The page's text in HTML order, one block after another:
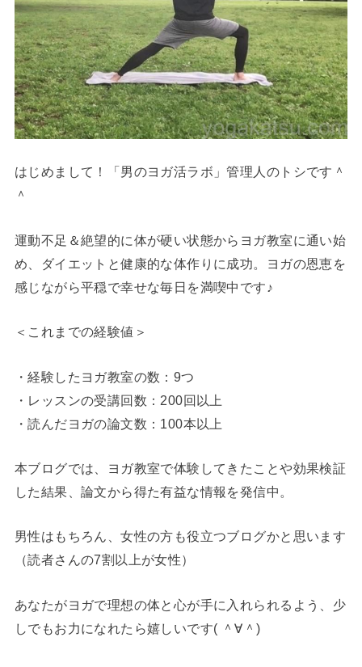
はじめまして！「男のヨガ活ラボ」管理人のトシです＾
＾
運動不足＆絶望的に体が硬い状態からヨガ教室に通い始
め、ダイエットと健康的な体作りに成功。ヨガの恩恵を
感じながら平穏で幸せな毎日を満喫中です♪
＜これまでの経験値＞
・経験したヨガ教室の数：9つ
・レッスンの受講回数：200回以上
・読んだヨガの論文数：100本以上
本ブログでは、ヨガ教室で体験してきたことや効果検証
した結果、論文から得た有益な情報を発信中。
男性はもちろん、女性の方も役立つブログかと思います
（読者さんの7割以上が女性）
あなたがヨガで理想の体と心が手に入れられるよう、少
しでもお力になれたら嬉しいです( ＾∀＾)